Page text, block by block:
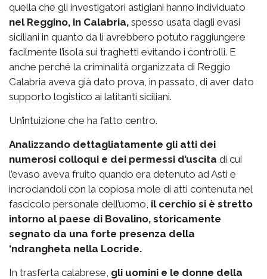
quella che gli investigatori astigiani hanno individuato
nel Reggino, in Calabria, spesso usata dagli evasi
siciliani in quanto da lì avrebbero potuto raggiungere
facilmente l’isola sui traghetti evitando i controlli. E
anche perché la criminalità organizzata di Reggio
Calabria aveva già dato prova, in passato, di aver dato
supporto logistico ai latitanti siciliani.
Un’intuizione che ha fatto centro.
Analizzando dettagliatamente gli atti dei
numerosi colloqui e dei permessi d’uscita di cui
l’evaso aveva fruito quando era detenuto ad Asti e
incrociandoli con la copiosa mole di atti contenuta nel
fascicolo personale dell’uomo, il cerchio si è stretto
intorno al paese di Bovalino, storicamente
segnato da una forte presenza della
‘ndrangheta nella Locride.
In trasferta calabrese, gli uomini e le donne della